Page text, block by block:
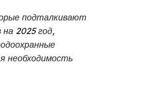
подталкивают
2025 год,
необходимость